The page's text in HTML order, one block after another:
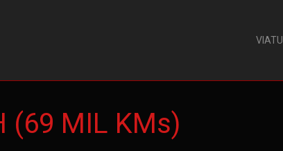
(69 MIL KMs)